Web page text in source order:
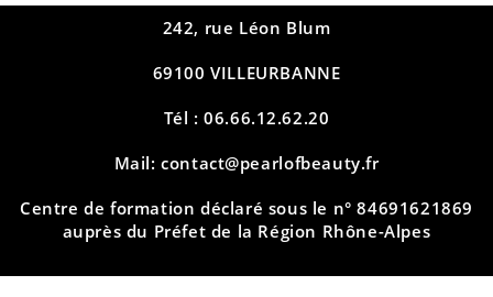
242, rue Léon Blum
69100 VILLEURBANNE
Tél : 06.66.12.62.20
Mail: contact@pearlofbeauty.fr
Centre de formation déclaré sous le n° 84691621869
auprès du Préfet de la Région Rhône-Alpes